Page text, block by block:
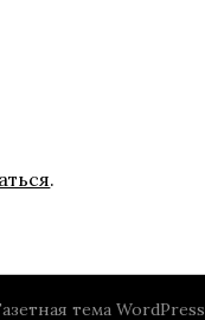
.
тема WordPress